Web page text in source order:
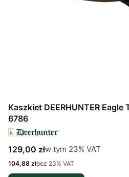
Kaszkiet DEERHUNTER Eagle
6786
Cena brutto
129,00 złw tym %s VAT
w tym 23% VAT
Cena netto
104,88 złbez 23% VAT